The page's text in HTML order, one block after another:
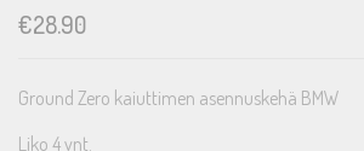
€28.90
Ground Zero kaiuttimen asennuskehä BMW
Liko 4 vnt.